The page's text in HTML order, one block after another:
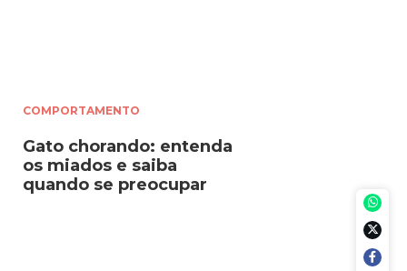
COMPORTAMENTO
Gato chorando: entenda
os miados e saiba
quando se preocupar